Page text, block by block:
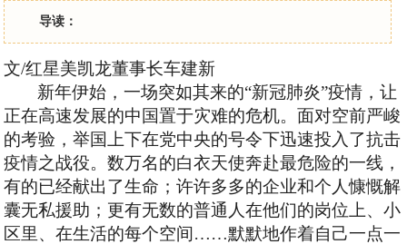
导读：
文/红星美凯龙董事长车建新
新年伊始，一场突如其来的“新冠肺炎”疫情，让
正在高速发展的中国置于灾难的危机。面对空前严峻
的考验，举国上下在党中央的号令下迅速投入了抗击
疫情之战役。数万名的白衣天使奔赴最危险的一线，
有的已经献出了生命；许许多多的企业和个人慷慨解
囊无私援助；更有无数的普通人在他们的岗位上、小
区里、在生活的每个空间……默默地作着自己一点一